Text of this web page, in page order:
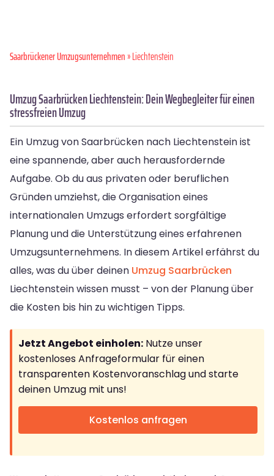
Saarbrückener Umzugsunternehmen» Liechtenstein
Umzug Saarbrücken Liechtenstein: Dein Wegbegleiter für einen
stressfreien Umzug
Ein Umzug von Saarbrücken nach Liechtenstein ist
eine spannende, aber auch herausfordernde
Aufgabe. Ob du aus privaten oder beruflichen
Gründen umziehst, die Organisation eines
internationalen Umzugs erfordert sorgfältige
Planung und die Unterstützung eines erfahrenen
Umzugsunternehmens. In diesem Artikel erfährst du
alles, was du über deinen Umzug Saarbrücken
Liechtenstein wissen musst – von der Planung über
die Kosten bis hin zu wichtigen Tipps.
Jetzt Angebot einholen: Nutze unser
kostenloses Anfrageformular für einen
transparenten Kostenvoranschlag und starte
deinen Umzug mit uns!
Kostenlos anfragen